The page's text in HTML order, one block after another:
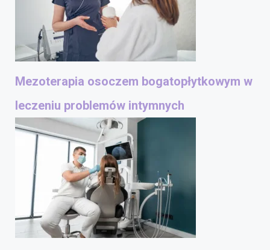
Mezoterapia osoczem bogatopłytkowym w
leczeniu problemów intymnych